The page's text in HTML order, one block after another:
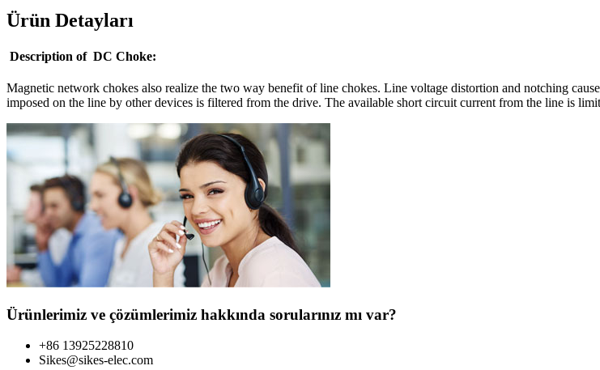
Ürün Detayları
Description of DC Choke:
Magnetic network chokes also realize the two way benefit of line chokes. Line voltage distortion and notching
imposed on the line by other devices is filtered from the drive. The available short circuit current from the line is
Ürünlerimiz ve çözümlerimiz hakkında sorularınız mı var?
+86 13925228810
Sikes@sikes-elec.com